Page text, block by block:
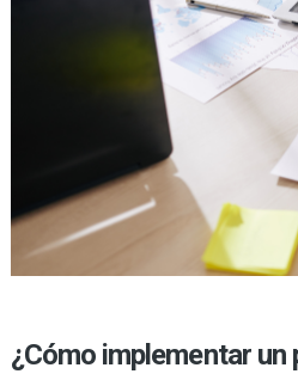
¿Cómo implementar